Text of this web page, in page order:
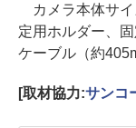
カメラ本体サイ
定用ホルダー、
ケーブル（約
[取材協力:サンコ